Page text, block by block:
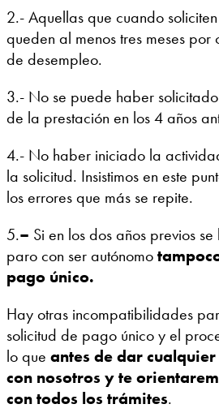
2.- Aquellas que cuando
queden al menos tres meses
de desempleo.
3.- No se puede haber
de la prestación en los 4 años
4.- No haber iniciado la
la solicitud. Insistimos en este
los errores que más se repite.
5.– Si en los dos años previos
paro con ser autónomo
pago único.
Hay otras incompatibilidades
solicitud de pago único y el
lo que antes de dar
con nosotros y te
con todos los trámites.